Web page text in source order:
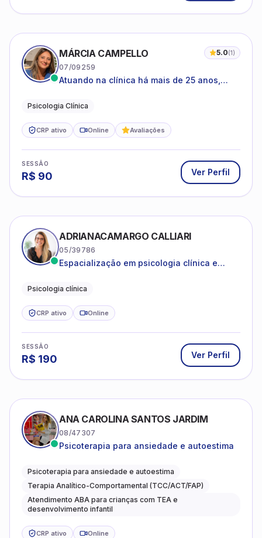
MÁRCIA CAMPELLO 5.0(1)
07/09259
Atuando na clínica há mais de 25 anos,
estruturas, com experiência em
Psicologia Clínica
CRP ativo Online Avaliações
SESSÃO
R$ 90 Ver Perfil
ADRIANACAMARGO CALLIARI
05/39786
Espacialização em psicologia clínica e
Psicologia clínica
CRP ativo Online
SESSÃO
R$ 190 Ver Perfil
ANA CAROLINA SANTOS JARDIM
08/47307
Psicoterapia para ansiedade e autoestima
Psicoterapia para ansiedade e autoestima
Terapia Analítico-Comportamental (TCC/ACT/FAP)
Atendimento ABA para crianças com TEA e
desenvolvimento infantil
CRP ativo Online